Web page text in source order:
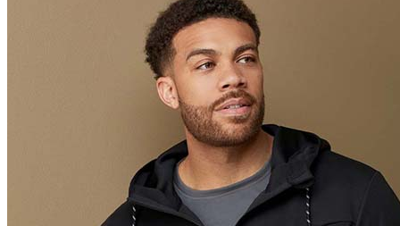
Cyber Orange (COR)
Brilliant Orange (BOR)
Sunflower Yellow (SUN)
Kiwi Green (KIW)
Kelly Green (KEG)
Hunters Green (HGR)